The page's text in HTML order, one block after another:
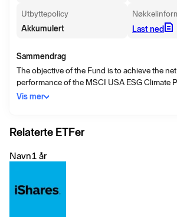
Utbyttepolicy
Akkumulert
Last ned
Sammendrag
The objective of the Fund is to achieve the
performance of the MSCI USA ESG Climate
Benchmark Select Index (the "Reference
climate risks whilst pursuing opportunities
requirements.
Vis mer
Relaterte ETFer
Navn1 år